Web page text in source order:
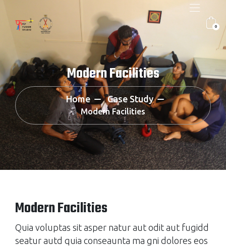
0
Modern Facilities
Home Case Study
Modern Facilities
Modern Facilities
Quia voluptas sit asper natur aut odit aut fugidd
seatur autd quia conseaunta ma gni dolores eos